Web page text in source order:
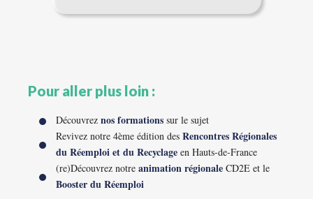
Pour aller plus loin :
Découvrez nos formations sur le sujet
Revivez notre 4ème édition des Rencontres Régionales
du Réemploi et du Recyclage en Hauts-de-France
(re)Découvrez notre animation régionale CD2E et le
Booster du Réemploi